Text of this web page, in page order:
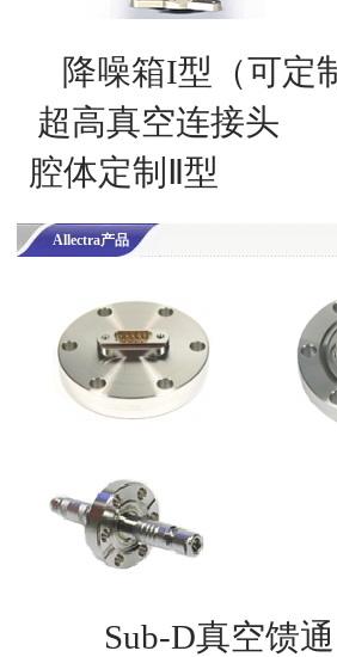
降噪箱I型（可定
超高真空连接头
腔体定制Ⅱ型
Allectra产品
Sub-D真空馈通